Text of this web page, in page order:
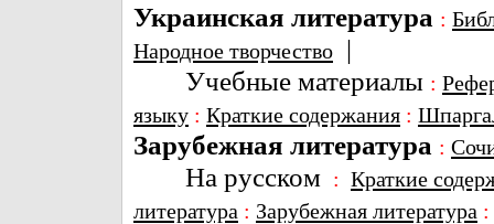
Украинская литература :
Народное творчество |
Учебные материалы :
языку : Краткие содержания :
Зарубежная литература :
На русском : Краткие
литература : Зарубежная литература